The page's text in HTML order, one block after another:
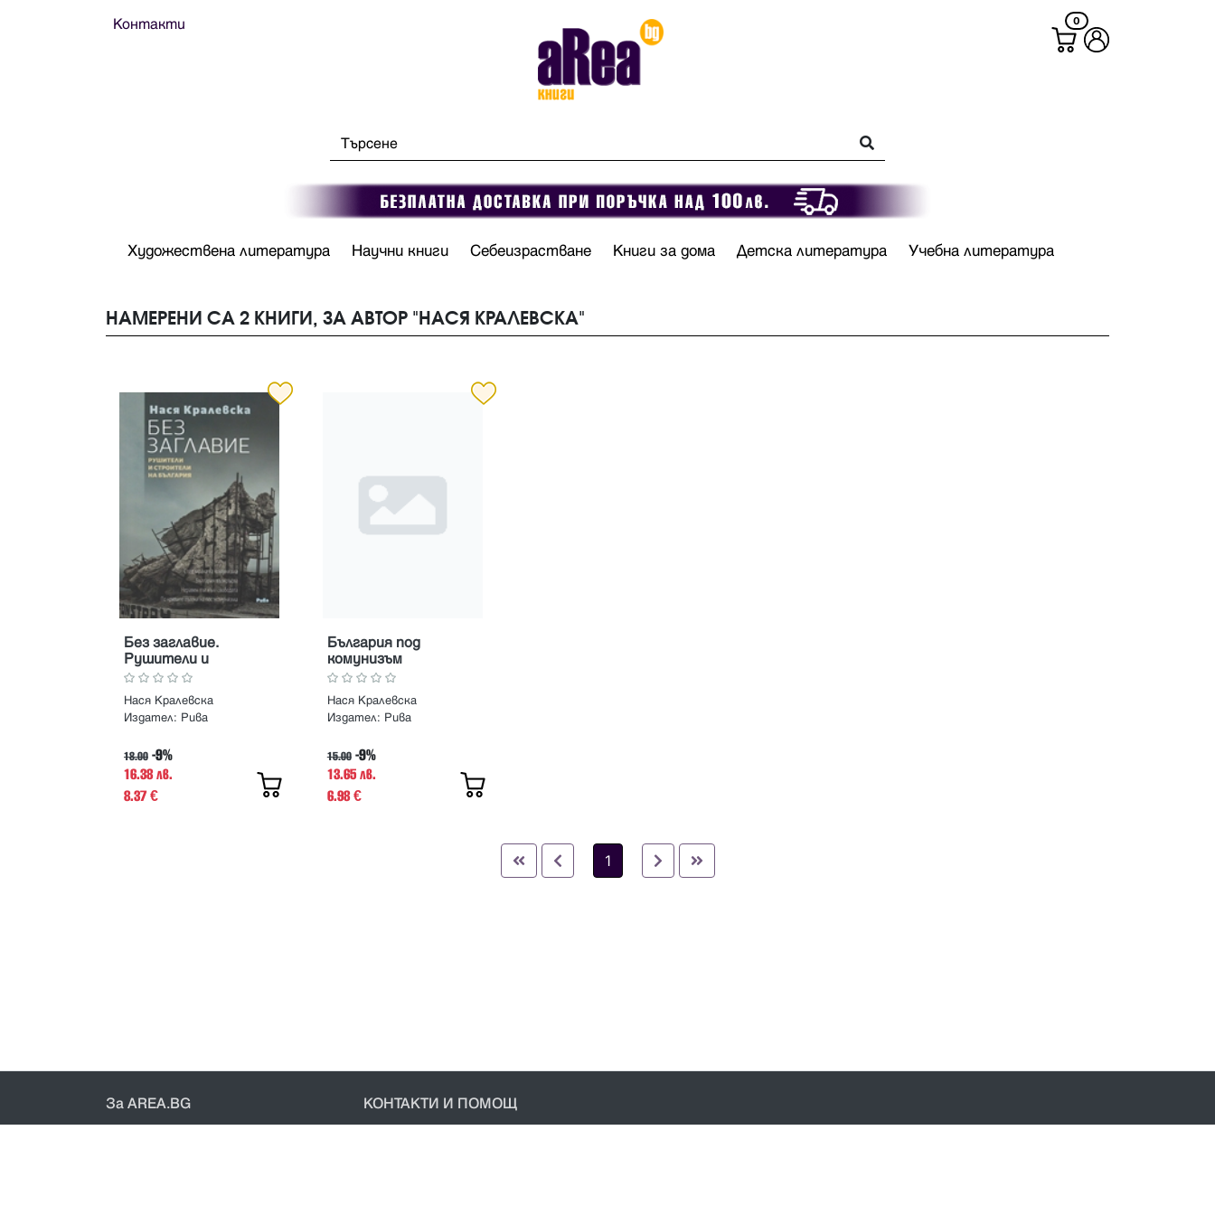
Контакти 0
Художествена литература Научни книги Себеизрастване Книги за дома Детска литература Учебна литература
НАМЕРЕНИ СА 2 КНИГИ, ЗА АВТОР "НАСЯ КРАЛЕВСКА"
Без заглавие.
Рушители и
строители на
България
Нася Кралевска
Издател: Рива
18.00 -9%
16.38 лв.
8.37€
България под
комунизъм
Нася Кралевска
Издател: Рива
15.00 -9%
13.65 лв.
6.98€
1
За AREA.BG
КОНТАКТИ И ПОМОЩ